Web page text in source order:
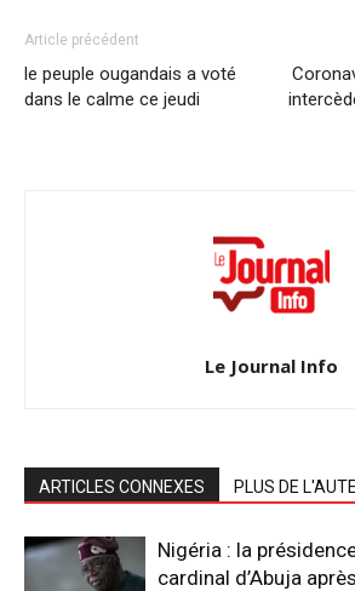
Article précédent
le peuple ougandais a voté
dans le calme ce jeudi
Le Journal Info
ARTICLES CONNEXES PLUS DE
Nigéria : la
cardinal d’Abuja